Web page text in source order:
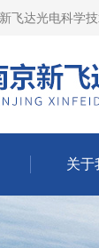
飞达光电科学
关于